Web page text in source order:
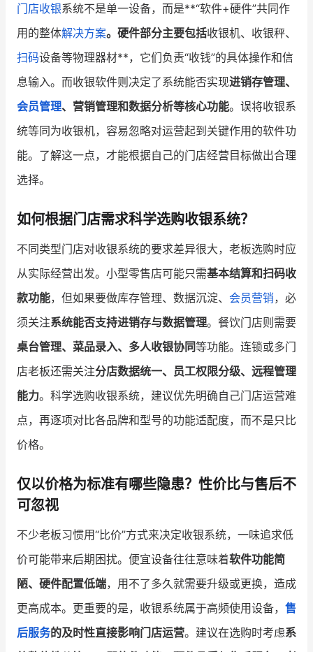
门店收银系统不是单一设备，而是**“软件+硬件”共同作
用的整体解决方案。硬件部分主要包括收银机、收银秤、
扫码设备等物理器材**，它们负责“收钱”的具体操作和信
息输入。而收银软件则决定了系统能否实现进销存管理、
会员管理、营销管理和数据分析等核心功能。误将收银系
统等同为收银机，容易忽略对运营起到关键作用的软件功
能。了解这一点，才能根据自己的门店经营目标做出合理
选择。
如何根据门店需求科学选购收银系统？
不同类型门店对收银系统的要求差异很大，老板选购时应
从实际经营出发。小型零售店可能只需基本结算和扫码收
款功能，但如果要做库存管理、数据沉淀、 会员营销，必
须关注系统能否支持进销存与数据管理。餐饮门店则需要
桌台管理、菜品录入、多人收银协同等功能。连锁或多门
店老板还需关注分店数据统一、员工权限分级、远程管理
能力。科学选购收银系统，建议优先明确自己门店运营难
点，再逐项对比各品牌和型号的功能适配度，而不是只比
价格。
仅以价格为标准有哪些隐患？性价比与售后不
可忽视
不少老板习惯用“比价”方式来决定收银系统，一味追求低
价可能带来后期困扰。便宜设备往往意味着软件功能简
陋、硬件配置低端，用不了多久就需要升级或更换，造成
更高成本。更重要的是，收银系统属于高频使用设备， 售
后服务的及时性直接影响门店运营。建议在选购时考虑系